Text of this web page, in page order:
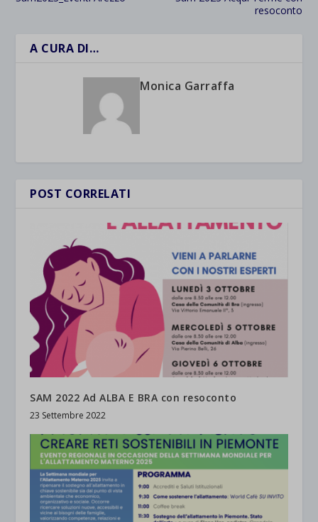
resoconto
A CURA DI…
Monica Garraffa
POST CORRELATI
SAM 2022 Ad ALBA E BRA con resoconto
23 Settembre 2022